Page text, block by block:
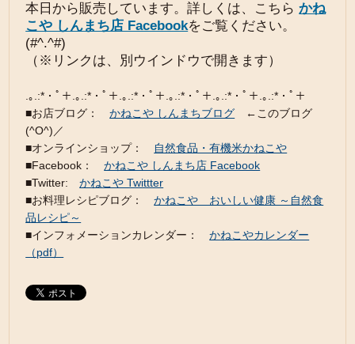
本日から販売しています。詳しくは、こちらかね
こや しんまち店 Facebookをご覧ください。
(#^.^#)
（※リンクは、別ウインドウで開きます）
.｡.:*・ﾟ＋.｡.:*・ﾟ＋.｡.:*・ﾟ＋.｡.:*・ﾟ＋.｡.:*・ﾟ＋.｡.:*・ﾟ＋
■お店ブログ：かねこや しんまちブログ ←このブログ
(^O^)／
■オンラインショップ：
自然食品・有機米かねこや
■Facebook：かねこや しんまち店 Facebook
■Twitter:かねこや Twittter
■お料理レシピブログ：かねこや おいしい健康 ～自然食
品レシピ～
■インフォメーションカレンダー：かねこやカレンダー
（pdf）